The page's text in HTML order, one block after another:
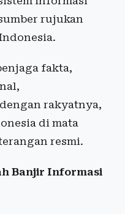
rujukan
fakta,
rakyatnya,
di mata
resmi.
Banjir Informasi